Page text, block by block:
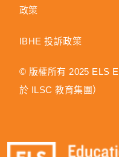
政策
IBHE 投訴政策
© 版權所有 2025 ELS
於 ILSC 教育集團）